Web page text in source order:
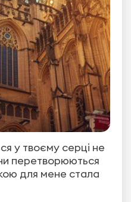
у твоєму серці не
перетворюються
для мене стала